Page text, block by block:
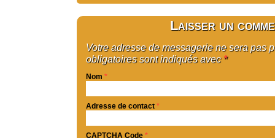
Laisser un
Votre adresse de messagerie ne sera pas
obligatoires sont indiqués avec *
Nom *
Adresse de contact *
CAPTCHA Code *